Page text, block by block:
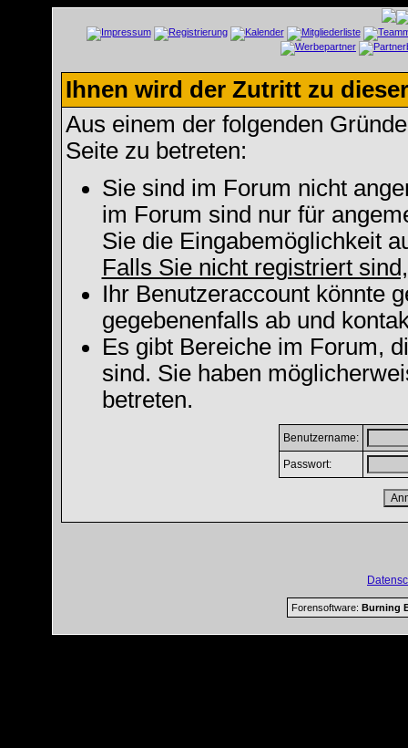
Ihnen wird der Zutritt zu
Aus einem der folgenden
Seite zu betreten:
Sie sind im Forum nicht
im Forum sind nur für
Sie die Eingabemöglichkeit
Falls Sie nicht registriert
Ihr Benutzeraccount könnte
gegebenenfalls ab und
Es gibt Bereiche im Forum,
sind. Sie haben
betreten.
Benutzername:
Passwort:
Forensoftware: Burning